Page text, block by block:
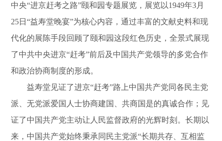
中央“进京赶考之路”颐和园专题展览，展览以1949年3月
25日“益寿堂晚宴”为核心内容，通过丰富的文献史料和现
代化的展陈手段回顾了颐和园这段红色历史，全景式展现
了中共中央进京“赶考”前后及中国共产党领导的多党合作
和政治协商制度的形成。
益寿堂见证了进京“赶考”路上中国共产党同各民主党
派、无党派爱国人士协商建国、共商国是的真诚合作；见
证了中国共产党主动让人民监督政府的光辉时刻。长期以
来，中国共产党始终秉承同民主党派“长期共存、互相监